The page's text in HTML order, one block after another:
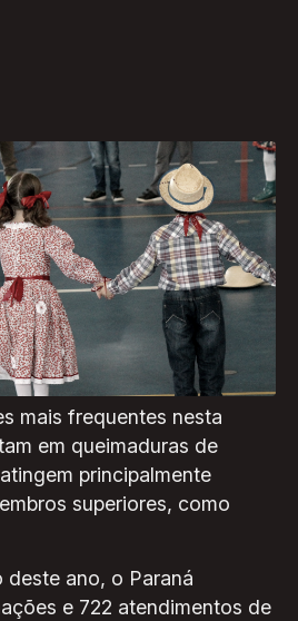
típicas e as
da tradição das festas
Mas, junto com as
também o número de
de Estado da Saúde do
mais frequentes nesta
em queimaduras de
principalmente
superiores, como
deste ano, o Paraná
e 722 atendimentos de